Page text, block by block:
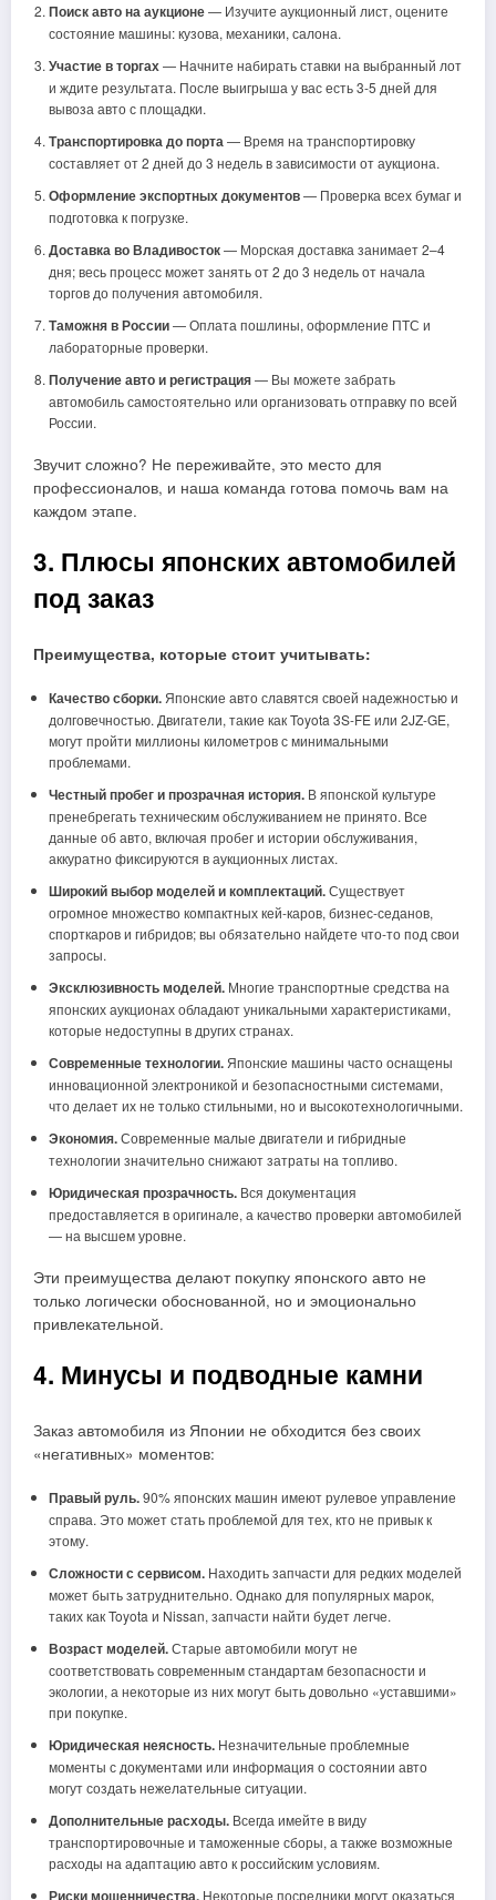
Поиск авто на аукционе— Изучите аукционный лист, оцените
состояние машины: кузова, механики, салона.
Участие в торгах— Начните набирать ставки на выбранный лот
и ждите результата. После выигрыша у вас есть 3-5 дней для
вывоза авто с площадки.
Транспортировка до порта — Время на транспортировку
составляет от 2 дней до 3 недель в зависимости от аукциона.
Оформление экспортных документов— Проверка всех бумаг и
подготовка к погрузке.
Доставка во Владивосток— Морская доставка занимает 2–4
дня; весь процесс может занять от 2 до 3 недель от начала
торгов до получения автомобиля.
Таможня в России— Оплата пошлины, оформление ПТС и
лабораторные проверки.
Получение авто и регистрация— Вы можете забрать
автомобиль самостоятельно или организовать отправку по всей
России.
Звучит сложно? Не переживайте, это место для
профессионалов, и наша команда готова помочь вам на
каждом этапе.
3. Плюсы японских автомобилей
под заказ
Преимущества, которые стоит учитывать:
Качество сборки.Японские авто славятся своей надежностью и
долговечностью. Двигатели, такие как Toyota 3S-FE или 2JZ-GE,
могут пройти миллионы километров с минимальными
проблемами.
Честный пробег и прозрачная история.В японской культуре
пренебрегать техническим обслуживанием не принято. Все
данные об авто, включая пробег и истории обслуживания,
аккуратно фиксируются в аукционных листах.
Широкий выбор моделей и комплектаций.Существует
огромное множество компактных кей-каров, бизнес-седанов,
спорткаров и гибридов; вы обязательно найдете что-то под свои
запросы.
Эксклюзивность моделей.Многие транспортные средства на
японских аукционах обладают уникальными характеристиками,
которые недоступны в других странах.
Современные технологии.Японские машины часто оснащены
инновационной электроникой и безопасностными системами,
что делает их не только стильными, но и высокотехнологичными.
Экономия.Современные малые двигатели и гибридные
технологии значительно снижают затраты на топливо.
Юридическая прозрачность.Вся документация
предоставляется в оригинале, а качество проверки автомобилей
— на высшем уровне.
Эти преимущества делают покупку японского авто не
только логически обоснованной, но и эмоционально
привлекательной.
4. Минусы и подводные камни
Заказ автомобиля из Японии не обходится без своих
«негативных» моментов:
Правый руль.90% японских машин имеют рулевое управление
справа. Это может стать проблемой для тех, кто не привык к
этому.
Сложности с сервисом.Находить запчасти для редких моделей
может быть затруднительно. Однако для популярных марок,
таких как Toyota и Nissan, запчасти найти будет легче.
Возраст моделей.Старые автомобили могут не
соответствовать современным стандартам безопасности и
экологии, а некоторые из них могут быть довольно «уставшими»
при покупке.
Юридическая неясность.Незначительные проблемные
моменты с документами или информация о состоянии авто
могут создать нежелательные ситуации.
Дополнительные расходы.Всегда имейте в виду
транспортировочные и таможенные сборы, а также возможные
расходы на адаптацию авто к российским условиям.
Риски мошенничества.Некоторые посредники могут оказаться